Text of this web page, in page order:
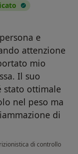
e
attenzione
mio
Il suo
stato ottimale
nel peso ma
di
di controllo